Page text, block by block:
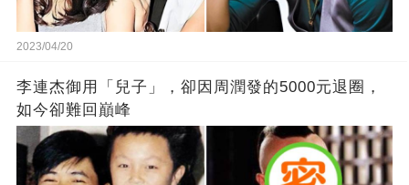
2023/04/20
李連杰御用「兒子」，卻因周潤發的5000元退圈，
如今卻難回巔峰